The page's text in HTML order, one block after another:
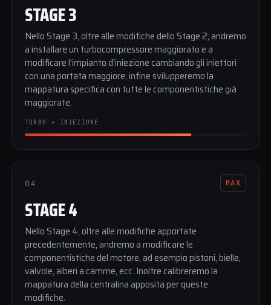
STAGE 3
Nello Stage 3, oltre alle modifiche dello Stage 2, andremo
a installare un turbocompressore maggiorato e a
modificare l’impianto d’iniezione cambiando gli iniettori
con una portata maggiore; infine svilupperemo la
mappatura specifica con tutte le componentistiche già
maggiorate.
TURBO + INIEZIONE
04 MAX
STAGE 4
Nello Stage 4, oltre alle modifiche apportate
precedentemente, andremo a modificare le
componentistiche del motore, ad esempio pistoni, bielle,
valvole, alberi a camme, ecc. Inoltre calibreremo la
mappatura della centralina apposita per queste
modifiche.